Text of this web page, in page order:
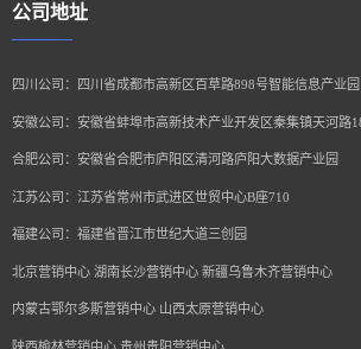
公司地址
四川公司：四川省成都市高新区百草路898号智能信息产业园
安徽公司：安徽省蚌埠市高新技术产业开发区秦集镇天河路
合肥公司：安徽省合肥市庐阳区清河路庐阳大数据产业园
江苏公司：江苏省常州市武进区世贸中心B座710
福建公司：福建省晋江市世纪大道三创园
北京营销中心 湖南长沙营销中心 新疆乌鲁木齐营销中心
内蒙古鄂尔多斯营销中心 山西太原营销中心